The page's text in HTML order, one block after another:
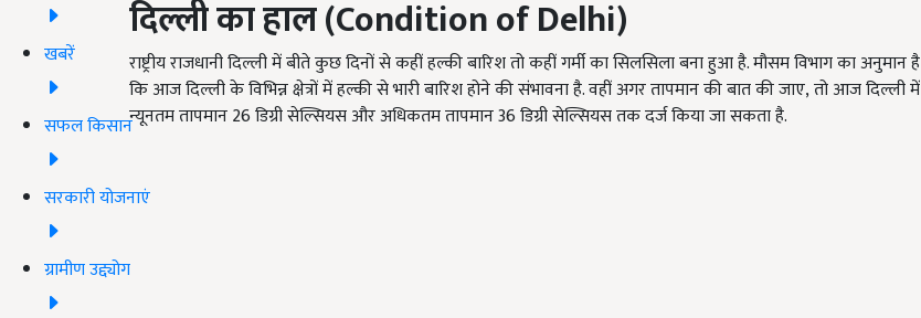
खबरें
सफल किसान
सरकारी योजनाएं
ग्रामीण उद्द्योग
दिल्ली का हाल (Condition of Delhi)
राष्ट्रीय राजधानी दिल्ली में बीते कुछ दिनों से कहीं हल्की बारिश तो कहीं गर्मी का सिलसिला बना हुआ है. मौसम विभाग का अनुमान है
कि आज दिल्ली के विभिन्न क्षेत्रों में हल्की से भारी बारिश होने की संभावना है. वहीं अगर तापमान की बात की जाए,तो आज दिल्ली में
न्यूनतम तापमान 26 डिग्री सेल्सियस और अधिकतम तापमान 36 डिग्री सेल्सियस तक दर्ज किया जा सकता है.